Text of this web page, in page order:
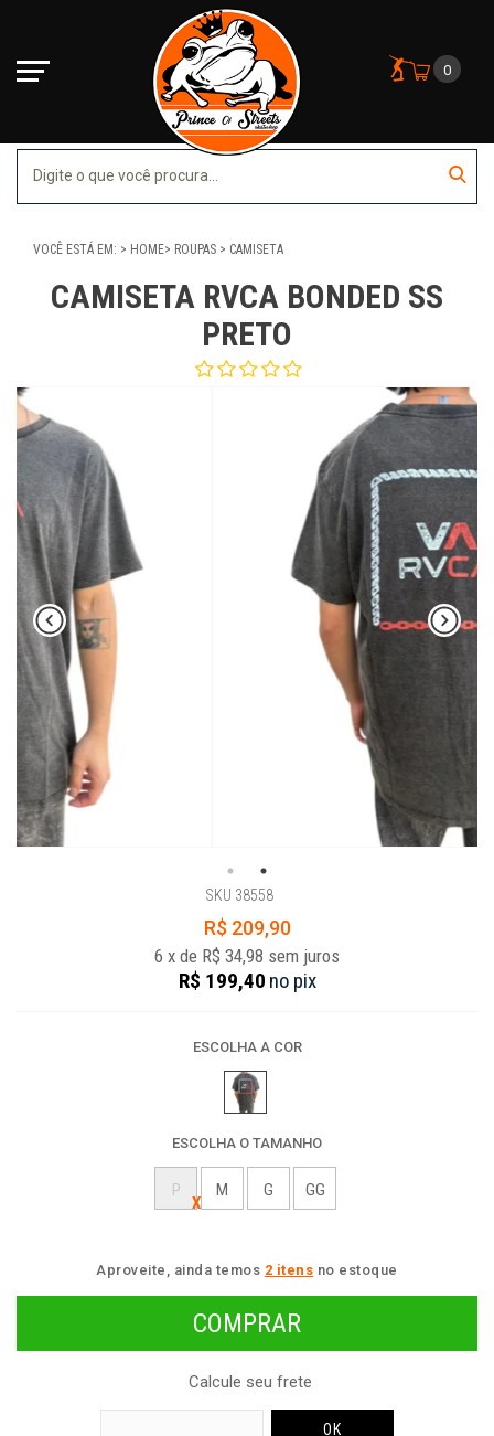
0
VOCÊ ESTÁ EM: HOME ROUPAS CAMISETA
CAMISETA RVCA BONDED SS
PRETO
SKU 38558
R$ 209,90
6 x de R$ 34,98 sem juros
R$ 199,40 no pix
ESCOLHA A COR
ESCOLHA O TAMANHO
P M G GG
Aproveite, ainda temos 2 itens no estoque
Calcule seu frete